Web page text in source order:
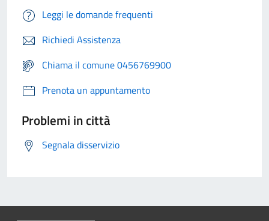
Leggi le domande frequenti
Richiedi Assistenza
Chiama il comune 0456769900
Prenota un appuntamento
Problemi in città
Segnala disservizio